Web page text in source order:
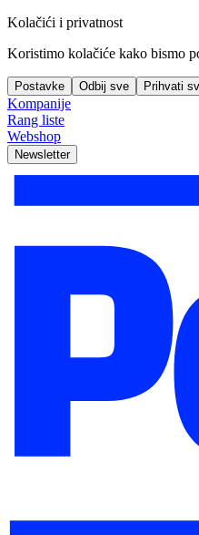
Kolačići i privatnost
Koristimo kolačiće kako bismo
Postavke Odbij sve Prihvati
Kompanije
Rang liste
Webshop
Newsletter